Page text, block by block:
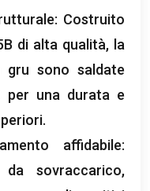
Costruito
di alta qualità, la
sono saldate
per una durata e
affidabile:
sovraccarico,